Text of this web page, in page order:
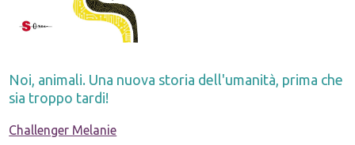
Noi, animali. Una nuova storia dell'umanità, prima che
sia troppo tardi!
Challenger Melanie